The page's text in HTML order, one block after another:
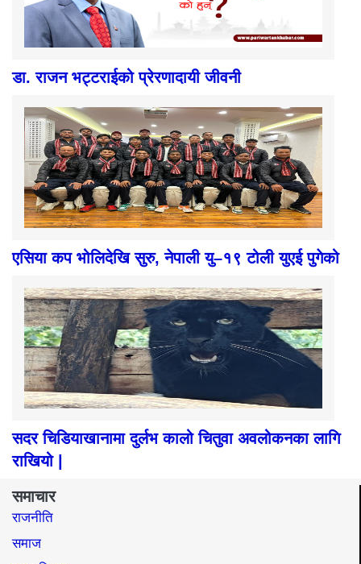
डा. राजन भट्टराईको प्रेरणादायी जीवनी
एसिया कप भोलिदेखि सुरु, नेपाली यु–१९ टोली युएई पुगेको
सदर चिडियाखानामा दुर्लभ कालो चितुवा अवलोकनका लागि
राखियो |
समाचार
राजनीति
समाज​